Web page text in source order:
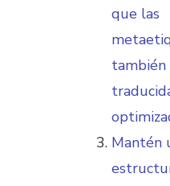
que las
también
Mantén